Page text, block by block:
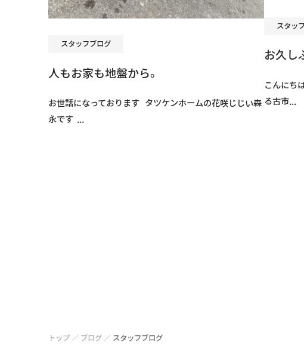
スタッフブログ
人もお家も地盤から。
お世話になっております タツケンホームの花咲じじい森
永です ...
スタッ
お久し
こんにち
る古市...
トップ ／ ブログ ／ スタッフブログ